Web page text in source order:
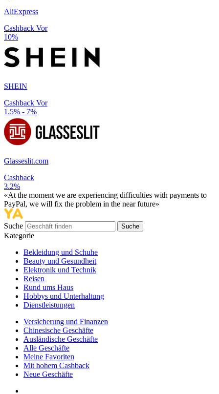
AliExpress
Cashback Vor
10%
SHEIN
Cashback Vor
1.5% - 7%
Glasseslit.com
Cashback
3.2%
«At the moment we are experiencing difficulties with payments to
PayPal, we will fix the problem in the near future»
Suche Suche
Kategorie
Bekleidung und Schuhe
Beauty und Gesundheit
Elektronik und Technik
Reisen
Rund ums Haus
Hobbys und Unterhaltung
Dienstleistungen
Versicherung und Finanzen
Chinesische Geschäfte
Ausländische Geschäfte
Alle Geschäfte
Meine Favoriten
Mit hohem Cashback
Neue Geschäfte